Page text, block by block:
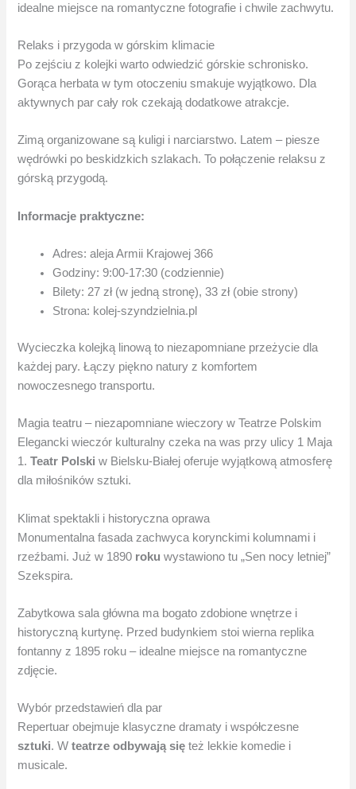
idealne miejsce na romantyczne fotografie i chwile zachwytu.
Relaks i przygoda w górskim klimacie
Po zejściu z kolejki warto odwiedzić górskie schronisko.
Gorąca herbata w tym otoczeniu smakuje wyjątkowo. Dla
aktywnych par cały rok czekają dodatkowe atrakcje.
Zimą organizowane są kuligi i narciarstwo. Latem – piesze
wędrówki po beskidzkich szlakach. To połączenie relaksu z
górską przygodą.
Informacje praktyczne:
Adres: aleja Armii Krajowej 366
Godziny: 9:00-17:30 (codziennie)
Bilety: 27 zł (w jedną stronę), 33 zł (obie strony)
Strona: kolej-szyndzielnia.pl
Wycieczka kolejką linową to niezapomniane przeżycie dla
każdej pary. Łączy piękno natury z komfortem
nowoczesnego transportu.
Magia teatru – niezapomniane wieczory w Teatrze Polskim
Elegancki wieczór kulturalny czeka na was przy ulicy 1 Maja
1.Teatr Polski w Bielsku-Białej oferuje wyjątkową atmosferę
dla miłośników sztuki.
Klimat spektakli i historyczna oprawa
Monumentalna fasada zachwyca korynckimi kolumnami i
rzeźbami. Już w 1890 roku wystawiono tu „Sen nocy letniej”
Szekspira.
Zabytkowa sala główna ma bogato zdobione wnętrze i
historyczną kurtynę. Przed budynkiem stoi wierna replika
fontanny z 1895 roku – idealne miejsce na romantyczne
zdjęcie.
Wybór przedstawień dla par
Repertuar obejmuje klasyczne dramaty i współczesne
sztuki. Wteatrze odbywają się też lekkie komedie i
musicale.